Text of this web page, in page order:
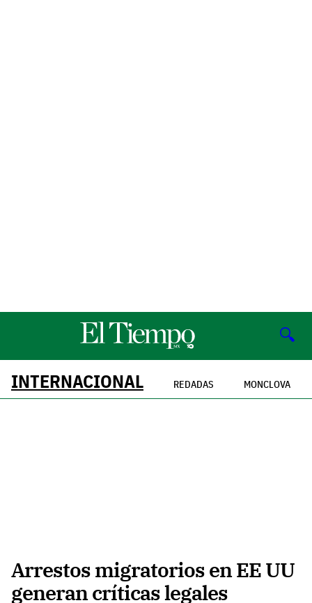
🔍
INTERNACIONAL REDADAS MONCLOVA
Arrestos migratorios en EE UU
generan críticas legales